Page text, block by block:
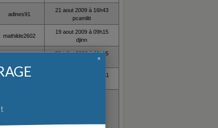
adines91
21 aout 2009 à 16h43
pcamliti
mathilde2602
19 aout 2009 à 09h15
djinn
28 juillet 2009 à 11h15
19 juillet 2009 à 18h51
×